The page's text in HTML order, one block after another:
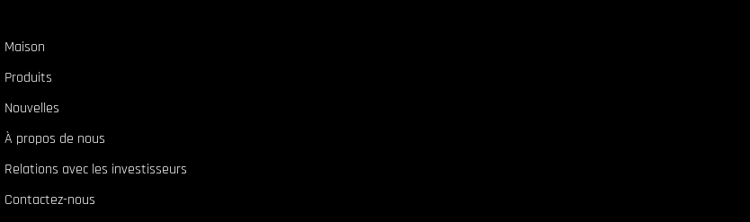
Maison
Produits
Nouvelles
À propos de nous
Relations avec les investisseurs
Contactez-nous